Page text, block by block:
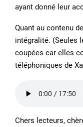
ayant donné leur
Quant au contenu
intégralité. (Seules
coupées car elles
téléphoniques de
Chers lecteurs,